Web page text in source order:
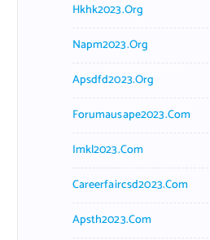
Hkhk2023.org
Napm2023.org
Apsdfd2023.org
Forumausape2023.com
Imkl2023.com
Careerfaircsd2023.com
Apsth2023.com